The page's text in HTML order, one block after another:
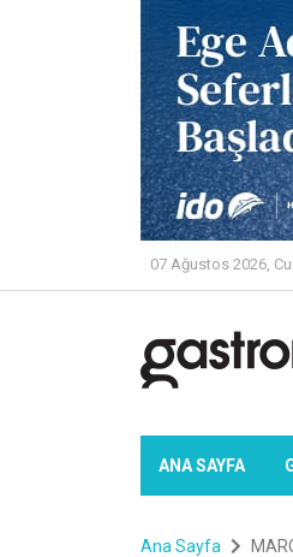
07 Ağustos 2026,
ANA SAYFA
Ana Sayfa